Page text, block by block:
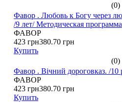
(0)
Фавор . Любовь к Богу через
/9 лет/ Методическая программа
ФАВОР
423 грн380.70 грн
Купить
(0)
Фавор . Вічний дороговказ. /10
ФАВОР
423 грн380.70 грн
Купить